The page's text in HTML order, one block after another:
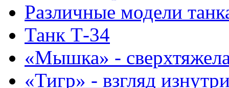
Различные модели
Танк Т-34
«Мышка» -
«Тигр» - взгляд